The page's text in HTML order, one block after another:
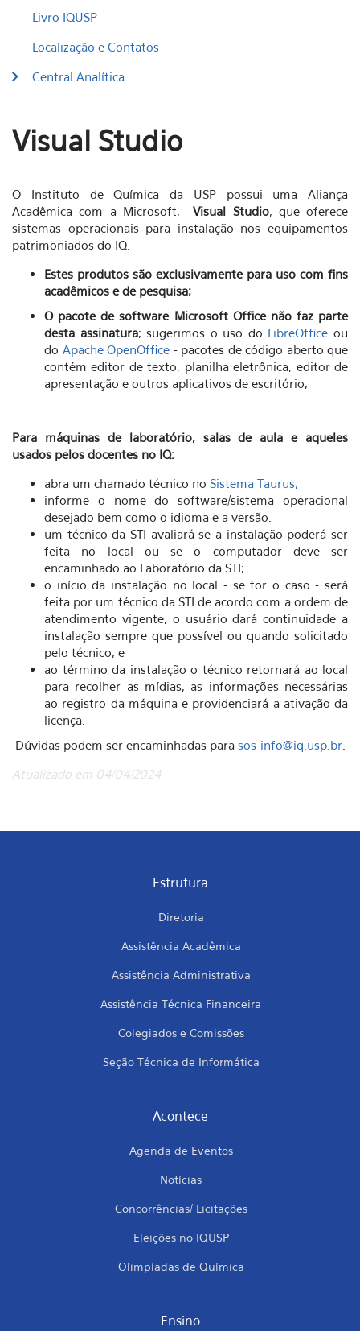
Livro IQUSP
Localização e Contatos
Central Analítica
Visual Studio
O Instituto de Química da USP possui uma Aliança
Acadêmica com a Microsoft,Visual Studio, que oferece
sistemas operacionais para instalação nos equipamentos
patrimoniados do IQ.
Estes produtos são exclusivamente para uso com fins
acadêmicos e de pesquisa;
O pacote de software Microsoft Office não faz parte
desta assinatura; sugerimos o uso do LibreOffice ou
do Apache OpenOffice - pacotes de código aberto que
contém editor de texto, planilha eletrônica, editor de
apresentação e outros aplicativos de escritório;
Para máquinas de laboratório, salas de aula e aqueles
usados pelos docentes no IQ:
abra um chamado técnico no Sistema Taurus;
informe o nome do software/sistema operacional
desejado bem como o idioma e a versão.
um técnico da STI avaliará se a instalação poderá ser
feita no local ou se o computador deve ser
encaminhado ao Laboratório da STI;
o início da instalação no local - se for o caso - será
feita por um técnico da STI de acordo com a ordem de
atendimento vigente, o usuário dará continuidade a
instalação sempre que possível ou quando solicitado
pelo técnico; e
ao término da instalação o técnico retornará ao local
para recolher as mídias, as informações necessárias
ao registro da máquina e providenciará a ativação da
licença.
Dúvidas podem ser encaminhadas para sos-info@iq.usp.br
Atualizado em 04/04/2024
Estrutura
Diretoria
Assistência Acadêmica
Assistência Administrativa
Assistência Técnica Financeira
Colegiados e Comissões
Seção Técnica de Informática
Acontece
Agenda de Eventos
Notícias
Concorrências/ Licitações
Eleições no IQUSP
Olimpíadas de Química
Ensino